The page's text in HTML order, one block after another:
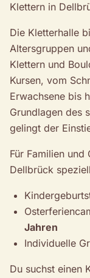
Klettern in
Die Kletterhalle
Altersgruppen
Klettern und
Kursen, vom
Erwachsene bis
Grundlagen des
gelingt der
Für Familien
Dellbrück
Jahren
Individuelle
Du suchst einen